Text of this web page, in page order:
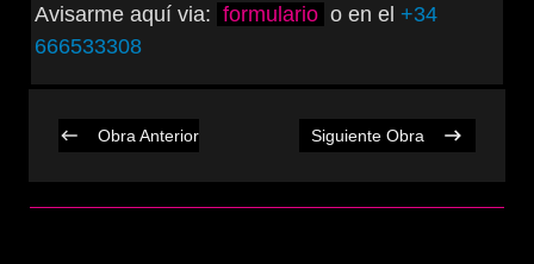
Avisarme aquí via: formulario o en el +34
666533308
Obra Anterior Siguiente Obra